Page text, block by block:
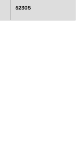
52305